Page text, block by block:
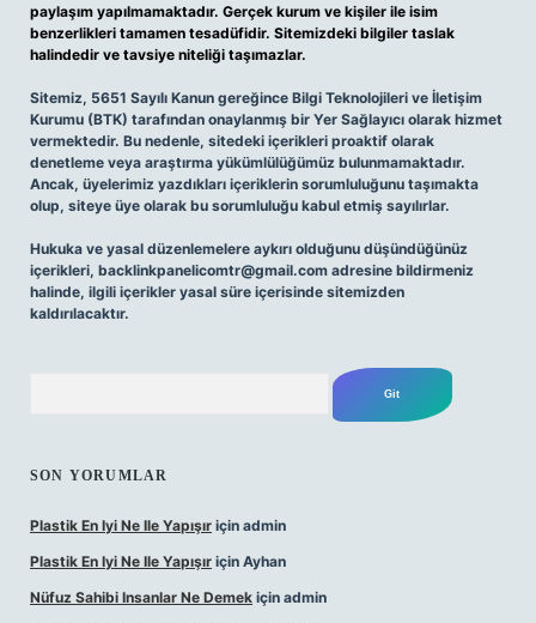
paylaşım yapılmamaktadır. Gerçek kurum ve kişiler ile isim
benzerlikleri tamamen tesadüfidir. Sitemizdeki bilgiler taslak
halindedir ve tavsiye niteliği taşımazlar.
Sitemiz, 5651 Sayılı Kanun gereğince Bilgi Teknolojileri ve İletişim
Kurumu (BTK) tarafından onaylanmış bir Yer Sağlayıcı olarak hizmet
vermektedir. Bu nedenle, sitedeki içerikleri proaktif olarak
denetleme veya araştırma yükümlülüğümüz bulunmamaktadır.
Ancak, üyelerimiz yazdıkları içeriklerin sorumluluğunu taşımakta
olup, siteye üye olarak bu sorumluluğu kabul etmiş sayılırlar.
Hukuka ve yasal düzenlemelere aykırı olduğunu düşündüğünüz
içerikleri, backlinkpanelicomtr@gmail.com adresine bildirmeniz
halinde, ilgili içerikler yasal süre içerisinde sitemizden
kaldırılacaktır.
SON YORUMLAR
Plastik En Iyi Ne Ile Yapışır için admin
Plastik En Iyi Ne Ile Yapışır için Ayhan
Nüfuz Sahibi Insanlar Ne Demek için admin